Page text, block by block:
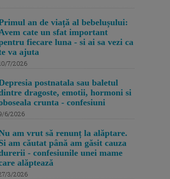
an de viață al bebelușului:
cate un sfat important
fiecare luna - si ai sa vezi ca
va ajuta
7/2026
postnatala sau baletul
dragoste, emotii, hormoni si
crunta - confesiuni
6/2026
am vrut să renunț la alăptare.
am căutat până am găsit cauza
- confesiunile unei mame
alăptează
3/2026